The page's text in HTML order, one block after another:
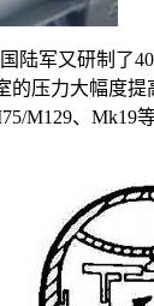
军又研制了
压力大幅度
M129、Mk19